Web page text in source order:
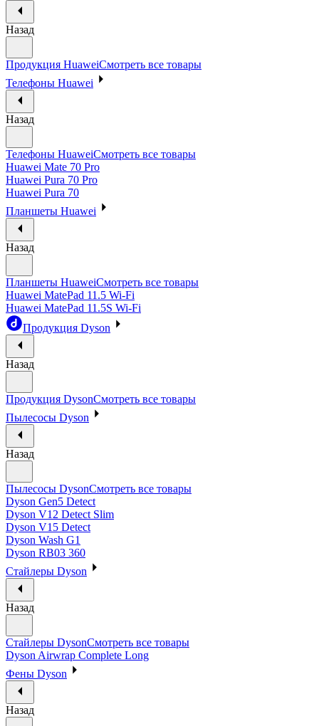
Назад
Продукция HuaweiСмотреть все товары
Телефоны Huawei
Назад
Телефоны HuaweiСмотреть все товары
Huawei Mate 70 Pro
Huawei Pura 70 Pro
Huawei Pura 70
Планшеты Huawei
Назад
Планшеты HuaweiСмотреть все товары
Huawei MatePad 11.5 Wi-Fi
Huawei MatePad 11.5S Wi-Fi
Продукция Dyson
Назад
Продукция DysonСмотреть все товары
Пылесосы Dyson
Назад
Пылесосы DysonСмотреть все товары
Dyson Gen5 Detect
Dyson V12 Detect Slim
Dyson V15 Detect
Dyson Wash G1
Dyson RB03 360
Стайлеры Dyson
Назад
Стайлеры DysonСмотреть все товары
Dyson Airwrap Complete Long
Фены Dyson
Назад